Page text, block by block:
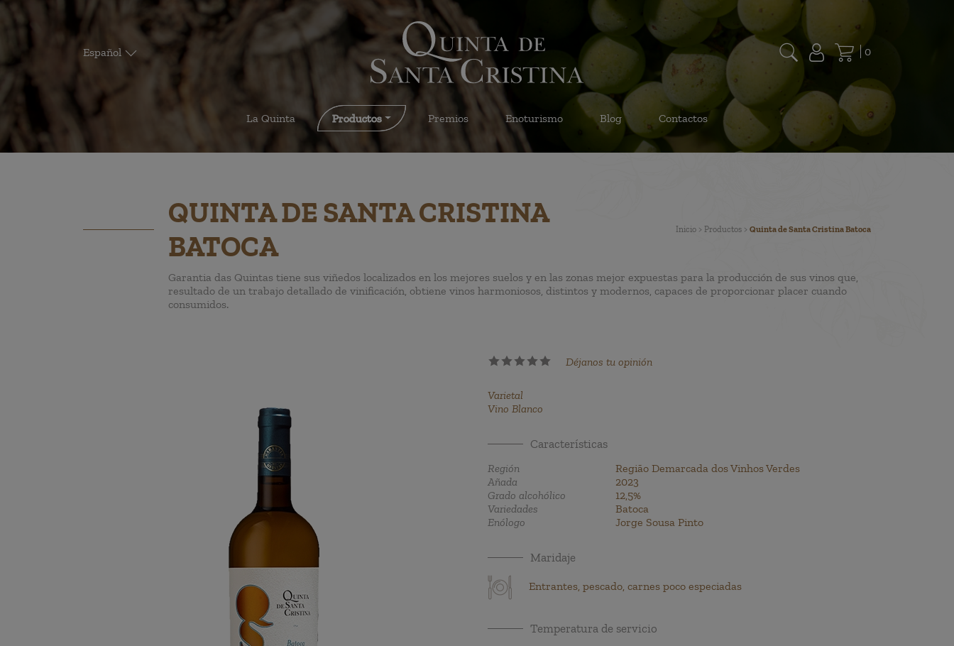
Español 0
La Quinta Productos Premios Enoturismo Blog Contactos
QUINTA DE SANTA CRISTINA
BATOCA
Inicio > Productos > Quinta de Santa Cristina Batoca
Garantia das Quintas tiene sus viñedos localizados en los mejores suelos y en las zonas mejor expuestas para la producción de sus vinos que,
resultado de un trabajo detallado de vinificación, obtiene vinos harmoniosos, distintos y modernos, capaces de proporcionar placer cuando
consumidos.
Déjanos tu opinión
Varietal
Vino Blanco
Características
Región
Região Demarcada dos Vinhos Verdes
Añada
2023
Grado alcohólico
12,5%
Variedades
Batoca
Enólogo
Jorge Sousa Pinto
Maridaje
Entrantes, pescado, carnes poco especiadas
Temperatura de servicio